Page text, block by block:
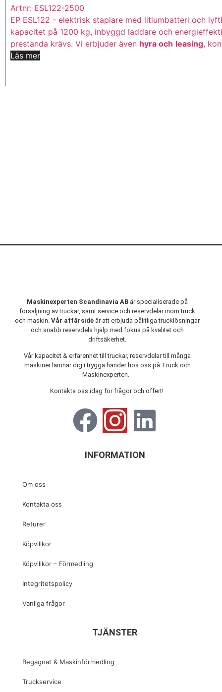
Artnr: ESL122-2500
EP ESL122 - elektrisk staplare med litiumbatteri och
kapacitet på 1200 kg, inbyggd laddare och
prestanda krävs. Vi erbjuder även hyra och leasing,
Läs mer
Maskinexperten Scandinavia AB är specialiserade på
försäljning av truckar, samt service och reservdelar inom truck
och maskin. Vår affärsidé är att erbjuda pålitliga trucklösningar
och snabb reservdels hjälp med fokus på kvalitet och
driftsäkerhet.
Vår kapacitet & erfarenhet till truckar, reservdelar till många
maskiner lämnar dig i trygga händer hos oss på Truck och
Maskinexperten.
Kontakta oss idag för frågor och offert!
INFORMATION
Om oss
Kontakta oss
Returer
Köpvillkor
Köpvillkor – Förmedling
Integritetspolicy
Vanliga frågor
TJÄNSTER
Begagnat & Maskinförmedling
Truckservice